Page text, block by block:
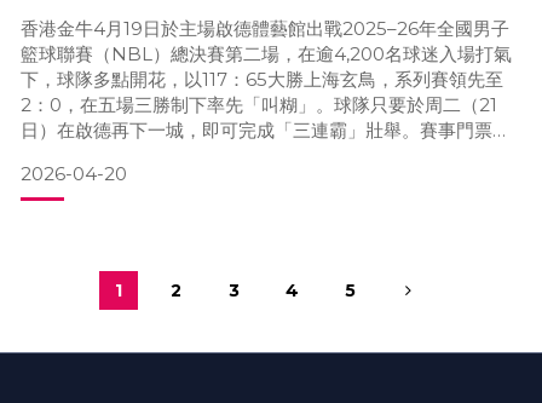
「叫糊」 周二再贏即封王
「三連霸」
香港金牛4月19日於主場啟德體藝館出戰2025–26年全國男子
籃球聯賽（NBL）總決賽第二場，在逾4,200名球迷入場打氣
下，球隊多點開花，以117：65大勝上海玄鳥，系列賽領先至
2：0，在五場三勝制下率先「叫糊」。球隊只要於周二（21
日）在啟德再下一城，即可完成「三連霸」壯舉。賽事門票現
香港籃壇重要時刻。香港金牛球迷今晚逼滿啟德體藝館，現場
氣氛熾熱。不少支持者提早入場，於場內各項佈置及吉祥物前
2026-04-20
1 2 3 4 5